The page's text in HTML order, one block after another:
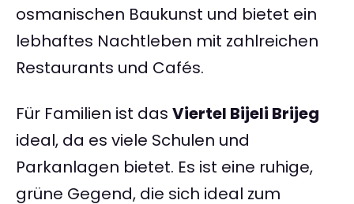
osmanischen Baukunst und bietet ein
lebhaftes Nachtleben mit zahlreichen
Restaurants und Cafés.
Für Familien ist das Viertel Bijeli Brijeg
ideal, da es viele Schulen und
Parkanlagen bietet. Es ist eine ruhige,
grüne Gegend, die sich ideal zum